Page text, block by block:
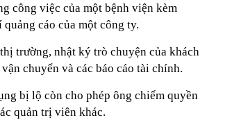
công việc của một bệnh viện kèm
cáo của một công ty.
trường, nhật ký trò chuyện của khách
chuyển và các báo cáo tài chính.
bị lộ còn cho phép ông chiếm quyền
quản trị viên khác.